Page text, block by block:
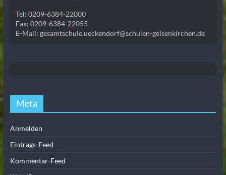
Tel: 0209-6384-22000
Fax: 0209-6384-22055
E-Mail: gesamtschule.ueckendorf@schulen-gelsenkirchen.de
Meta
Anmelden
Eintrags-Feed
Kommentar-Feed